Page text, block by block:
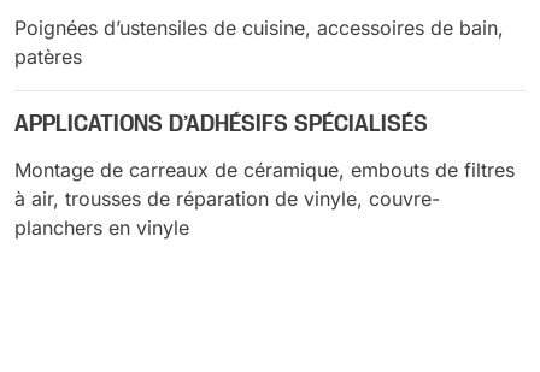
Poignées d’ustensiles de cuisine, accessoires de bain,
patères
APPLICATIONS D’ADHÉSIFS SPÉCIALISÉS
Montage de carreaux de céramique, embouts de filtres
à air, trousses de réparation de vinyle, couvre-
planchers en vinyle